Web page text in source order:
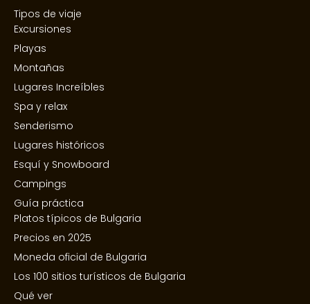
Tipos de viaje
Excursiones
Playas
Montañas
Lugares Increíbles
Spa y relax
Senderismo
Lugares históricos
Esquí y Snowboard
Campings
Guía práctica
Platos típicos de Bulgaria
Precios en 2025
Moneda oficial de Bulgaria
Los 100 sitios turísticos de Bulgaria
Qué ver